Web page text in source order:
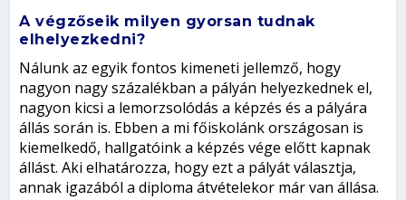
A végzőseik milyen gyorsan tudnak
elhelyezkedni?
Nálunk az egyik fontos kimeneti jellemző, hogy
nagyon nagy százalékban a pályán helyezkednek el,
nagyon kicsi a lemorzsolódás a képzés és a pályára
állás során is. Ebben a mi főiskolánk országosan is
kiemelkedő, hallgatóink a képzés vége előtt kapnak
állást. Aki elhatározza, hogy ezt a pályát választja,
annak igazából a diploma átvételekor már van állása.